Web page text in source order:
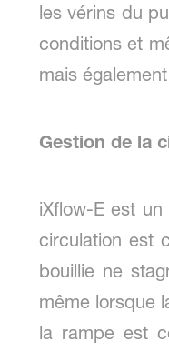
les vérins du
conditions et
mais
Gestion de la
iXflow-E est
circulation est
bouillie ne
même lorsque
la rampe est